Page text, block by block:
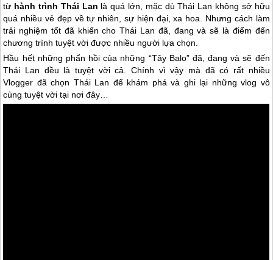
từ hành trình Thái Lan là quá lớn, mặc dù Thái Lan không sở hữu
quá nhiều vẻ đẹp về tự nhiên, sự hiện đại, xa hoa. Nhưng cách làm
trải nghiệm tốt đã khiến cho Thái Lan đã, đang và sẽ là điểm đến
chương trình tuyệt vời được nhiều người lựa chọn.
Hầu hết những phẩn hồi của những “Tây Balo” đã, đang và sẽ đến
Thái Lan đều là tuyệt vời cả. Chính vì vậy mà đã có rất nhiều
Vlogger đã chọn Thái Lan để khám phá và ghi lại những vlog vô
cùng tuyệt vời tại nơi đây…